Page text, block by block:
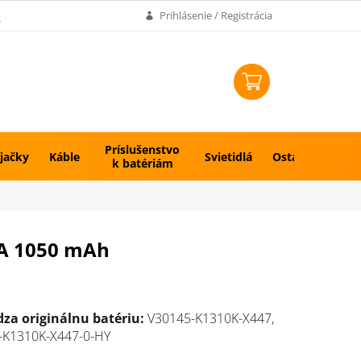
Prihlásenie / Registrácia
Káble
Príslušenstvo
k batériám
Svietidlá Ostatné
1050 mAh
originálnu batériu: V30145-K1310K-X447,
X447-0-HY